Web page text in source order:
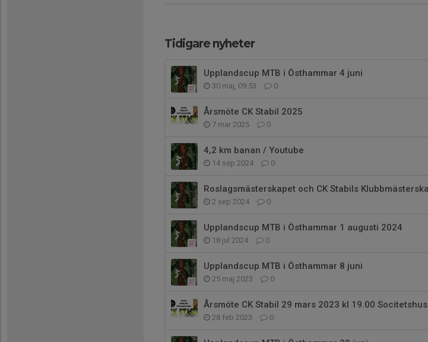
Tidigare nyheter
Upplandscup MTB i Östhammar 4 juni
30 maj, 09:53 0
Årsmöte CK Stabil 2025
7 mar 2025 0
4,2 km banan / Youtube
14 sep 2024 0
Roslagsmästerskapet och CK Stabils
2 sep 2024 0
Upplandscup MTB i Östhammar 1 augusti 2024
18 jul 2024 0
Upplandscup MTB i Östhammar 8 juni
25 maj 2023 0
Årsmöte CK Stabil 29 mars 2023 kl 19.00
28 feb 2023 0